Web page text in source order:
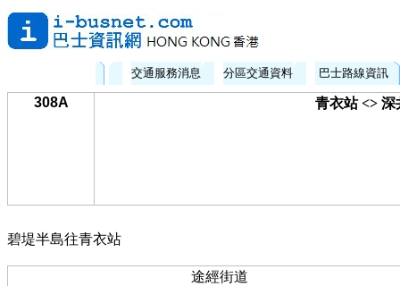
交通服務消息 分區交通資料 巴士路線資訊
308A 青衣站 <> 深
碧堤半島往青衣站
途經街道